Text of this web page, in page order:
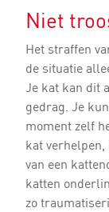
Niet
Het straffen
de situatie
Je kat kan dit
gedrag. Je
moment zelf
kat
van een
katten
zo